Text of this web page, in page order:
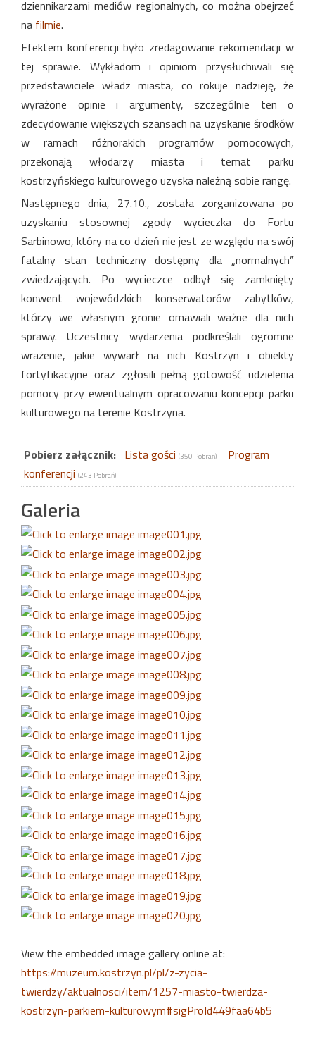
dziennikarzami mediów regionalnych, co można obejrzeć
na filmie.
Efektem konferencji było zredagowanie rekomendacji w
tej sprawie. Wykładom i opiniom przysłuchiwali się
przedstawiciele władz miasta, co rokuje nadzieję, że
wyrażone opinie i argumenty, szczególnie ten o
zdecydowanie większych szansach na uzyskanie środków
w ramach różnorakich programów pomocowych,
przekonają włodarzy miasta i temat parku
kostrzyńskiego kulturowego uzyska należną sobie rangę.
Następnego dnia, 27.10., została zorganizowana po
uzyskaniu stosownej zgody wycieczka do Fortu
Sarbinowo, który na co dzień nie jest ze względu na swój
fatalny stan techniczny dostępny dla „normalnych”
zwiedzających. Po wycieczce odbył się zamknięty
konwent wojewódzkich konserwatorów zabytków,
którzy we własnym gronie omawiali ważne dla nich
sprawy. Uczestnicy wydarzenia podkreślali ogromne
wrażenie, jakie wywarł na nich Kostrzyn i obiekty
fortyfikacyjne oraz zgłosili pełną gotowość udzielenia
pomocy przy ewentualnym opracowaniu koncepcji parku
kulturowego na terenie Kostrzyna.
Pobierz załącznik: Lista gości (350 Pobrań)
Program
konferencji (243 Pobrań)
Galeria
View the embedded image gallery online at:
https://muzeum.kostrzyn.pl/pl/z-zycia-
twierdzy/aktualnosci/item/1257-miasto-twierdza-
kostrzyn-parkiem-kulturowym#sigProId449faa64b5